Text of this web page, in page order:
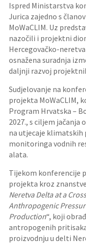
Ispred Ministarstva
Jurica zajedno s
MoWaCLIM. Uz
nazočili i projektni
Hercegovačko-
osnažena suradnja
daljnji razvoj
Sudjelovanje na
projekta MoWaCLIM,
Program Hrvatska –
2027., s ciljem
na utjecaje klimatskih
monitoringa vodnih
alata.
Tijekom konferencije
projekta kroz
Neretva Delta at a
Anthropogenic
Production“, koji
antropogenih
proizvodnju u delti